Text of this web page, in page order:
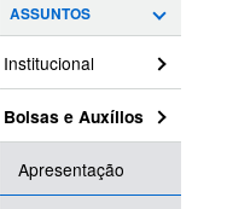
ASSUNTOS
Institucional
Bolsas e Auxílios
Apresentação